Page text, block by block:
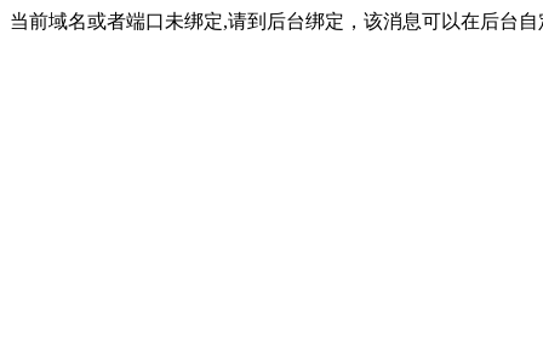
当前域名或者端口未绑定,请到后台绑定，该消息可以在后台自